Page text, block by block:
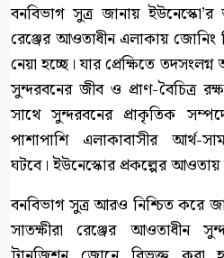
বনবিভাগ সুত্র জানায় ইউনেস্কো’র
রেঞ্জের আওতাধীন এলাকায় জোনিং
নেয়া হচ্ছে। যার প্রেক্ষিতে
সুন্দরবনের জীব ও প্রাণ-বৈচিত্র
সাথে সুন্দরবনের প্রাকৃতিক
পাশাপাশি এলাকাবাসীর আর্থ-
ঘটবে। ইউনেস্কোর প্রকল্পের
বনবিভাগ সুত্র আরও নিশ্চিত করে
সাতক্ষীরা রেঞ্জের আওতাধীন